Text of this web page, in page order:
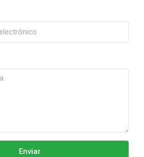
Enviar